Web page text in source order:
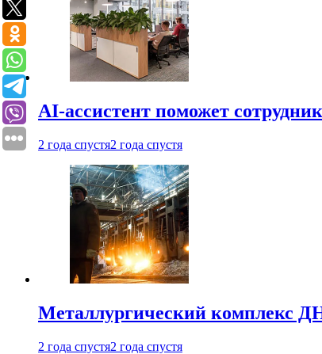
AI-ассистент поможет
2 года спустя2 года спустя
Металлургический комплекс
2 года спустя2 года спустя